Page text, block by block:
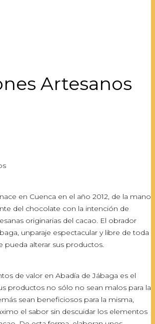
Artesanos
en Cuenca en el año 2012, de la mano
del chocolate con la intención de
originarias del cacao. El obrador
unparaje espectacular y libre de toda
pueda alterar sus productos.
de valor en Abadía de Jábaga es el
productos no sólo no sean malos para la
sean beneficiosos para la misma,
el sabor sin descuidar los elementos